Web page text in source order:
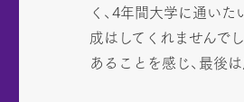
く、4年間大学に通い
成はしてくれませんで
あることを感じ、最後